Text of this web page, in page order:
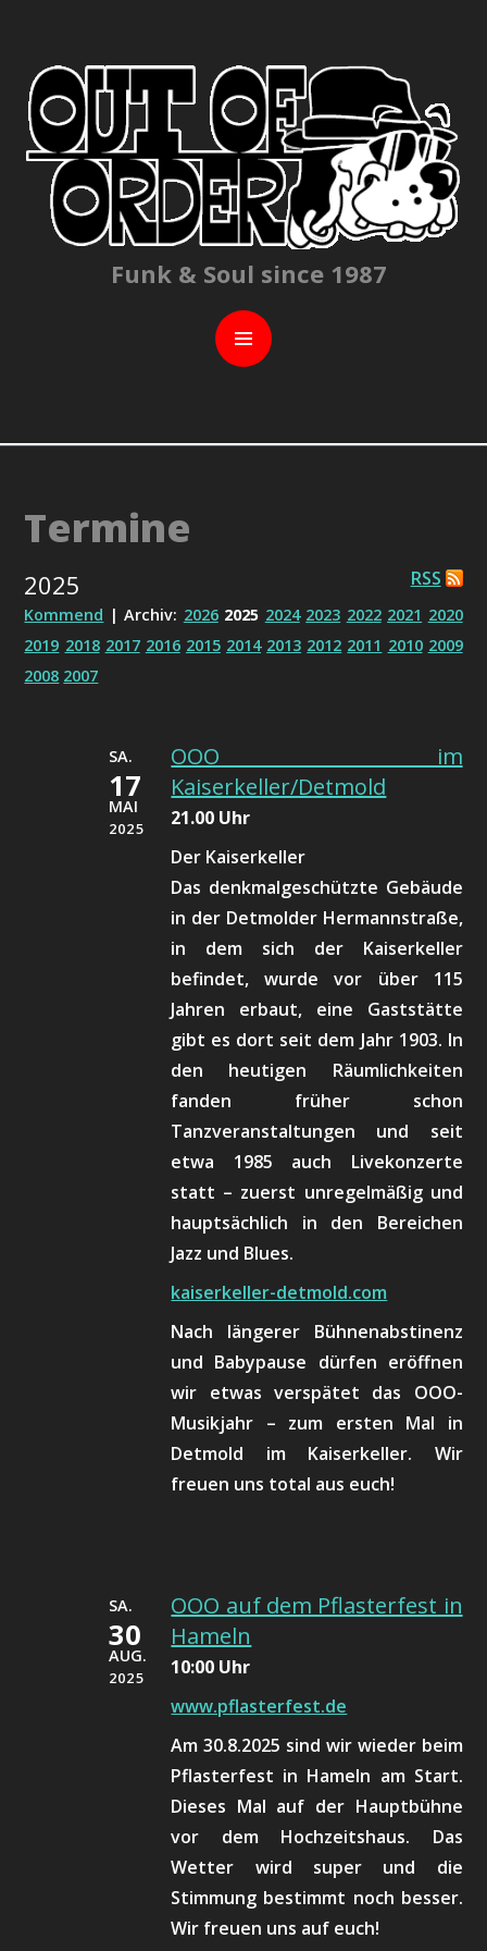
Funk & Soul since 1987
Termine
RSS
2025
Kommend | Archiv: 2026 2025 2024 2023 2022 2021 2020
2019 2018 2017 2016 2015 2014 2013 2012 2011 2010 2009
2008 2007
SA.
17
MAI
2025
OOO im
Kaiserkeller/Detmold
21.00 Uhr
Der Kaiserkeller
Das denkmalgeschützte Gebäude
in der Detmolder Hermannstraße,
in dem sich der Kaiserkeller
befindet, wurde vor über 115
Jahren erbaut, eine Gaststätte
gibt es dort seit dem Jahr 1903. In
den heutigen Räumlichkeiten
fanden früher schon
Tanzveranstaltungen und seit
etwa 1985 auch Livekonzerte
statt – zuerst unregelmäßig und
hauptsächlich in den Bereichen
Jazz und Blues.
kaiserkeller-detmold.com
Nach längerer Bühnenabstinenz
und Babypause dürfen eröffnen
wir etwas verspätet das OOO-
Musikjahr – zum ersten Mal in
Detmold im Kaiserkeller. Wir
freuen uns total aus euch!
SA.
30
AUG.
2025
OOO auf dem Pflasterfest in
Hameln
10:00 Uhr
www.pflasterfest.de
Am 30.8.2025 sind wir wieder beim
Pflasterfest in Hameln am Start.
Dieses Mal auf der Hauptbühne
vor dem Hochzeitshaus. Das
Wetter wird super und die
Stimmung bestimmt noch besser.
Wir freuen uns auf euch!